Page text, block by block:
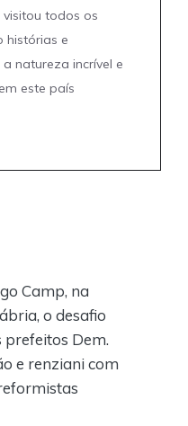
todos os
histórias e
natureza incrível e
este país
Camp, na
o desafio
prefeitos Dem.
e renziani com